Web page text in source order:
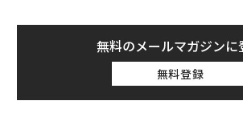
無料のメールマガジンに
無料登録